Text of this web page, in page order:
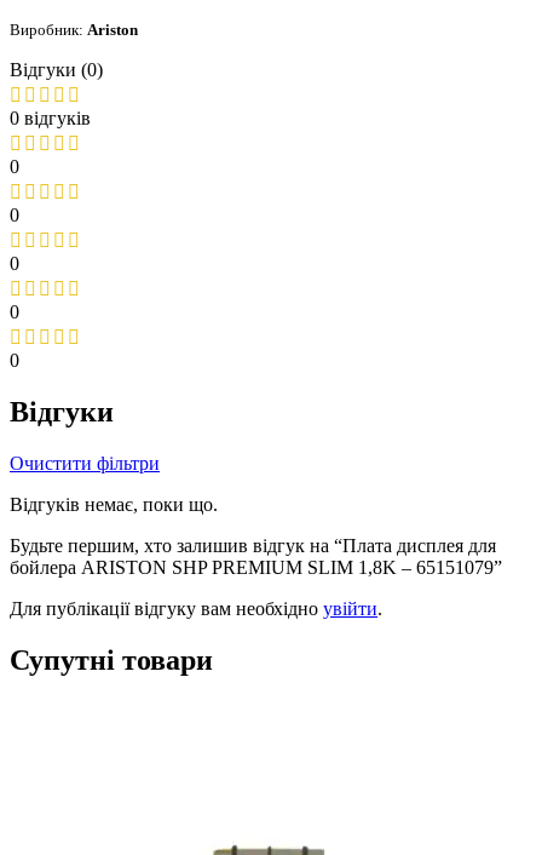
Виробник: Ariston
Відгуки (0)
0 відгуків
0
0
0
0
0
Відгуки
Очистити фільтри
Відгуків немає, поки що.
Будьте першим, хто залишив відгук на “Плата дисплея для
бойлера ARISTON SHP PREMIUM SLIM 1,8K – 65151079”
Для публікації відгуку вам необхідно увійти.
Супутні товари